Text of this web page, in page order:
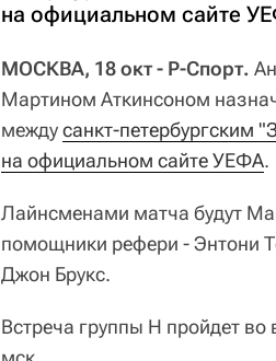
на официальном сайте
МОСКВА, 18 окт - Р-Спорт.
Мартином Аткинсоном
междусанкт-петербургским
на официальном сайте УЕФА.
Лайнсменами матча будут
помощники рефери - Энтони
Джон Брукс.
Встреча группы H пройдет во